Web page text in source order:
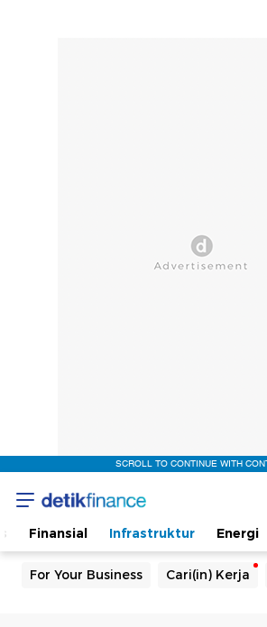
SCROLL TO CONTINUE WITH
Finansial Infrastruktur Energi
For Your Business Cari(in) Kerja